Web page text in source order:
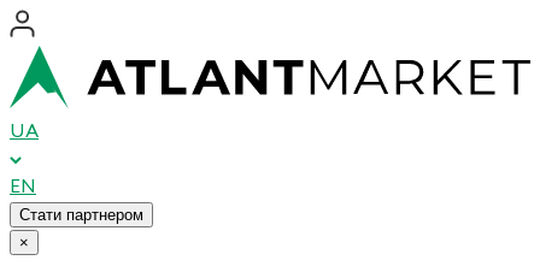
UA
EN
Стати партнером
×